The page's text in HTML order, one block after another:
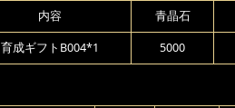
内容 青晶石
育成ギフトB004*1 5000